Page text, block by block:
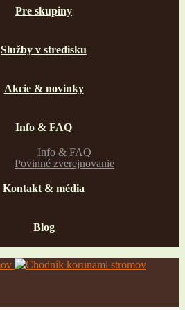
Pre skupiny
Služby v stredisku
Akcie & novinky
Info & FAQ
Info & FAQ
Povinné zverejnovanie
Kontakt & média
Blog